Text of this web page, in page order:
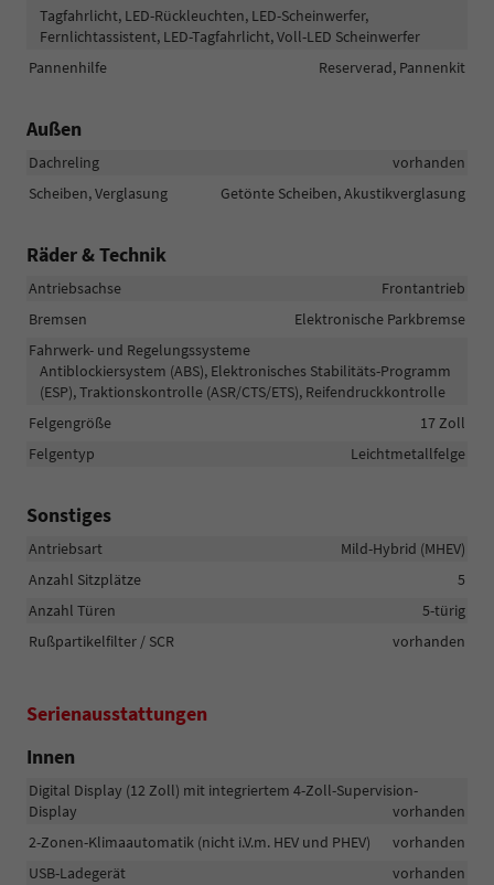
Tagfahrlicht, LED-Rückleuchten, LED-Scheinwerfer,
Fernlichtassistent, LED-Tagfahrlicht, Voll-LED Scheinwerfer
Pannenhilfe
Reserverad, Pannenkit
Außen
Dachreling
vorhanden
Scheiben, Verglasung
Getönte Scheiben, Akustikverglasung
Räder & Technik
Antriebsachse
Frontantrieb
Bremsen
Elektronische Parkbremse
Fahrwerk- und Regelungssysteme
Antiblockiersystem (ABS), Elektronisches Stabilitäts-Programm
(ESP), Traktionskontrolle (ASR/CTS/ETS), Reifendruckkontrolle
Felgengröße
17 Zoll
Felgentyp
Leichtmetallfelge
Sonstiges
Antriebsart
Mild-Hybrid (MHEV)
Anzahl Sitzplätze
5
Anzahl Türen
5-türig
Rußpartikelfilter / SCR
vorhanden
Serienausstattungen
Innen
Digital Display (12 Zoll) mit integriertem 4-Zoll-Supervision-
Display
vorhanden
2-Zonen-Klimaautomatik (nicht i.V.m. HEV und PHEV)
vorhanden
USB-Ladegerät
vorhanden